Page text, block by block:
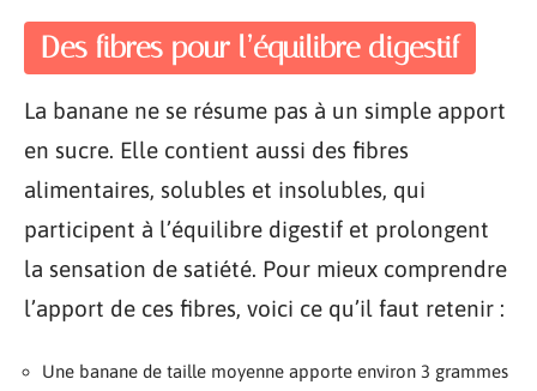
Des fibres pour l’équilibre digestif
La banane ne se résume pas à un simple apport
en sucre. Elle contient aussi des fibres
alimentaires, solubles et insolubles, qui
participent à l’équilibre digestif et prolongent
la sensation de satiété. Pour mieux comprendre
l’apport de ces fibres, voici ce qu’il faut retenir :
Une banane de taille moyenne apporte environ 3 grammes